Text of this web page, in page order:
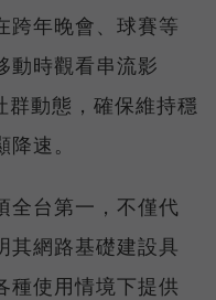
跨年晚會、球賽等
動時觀看串流影
動態，確保維持穩
速。
全台第一，不僅代
其網路基礎建設具
種使用情境下提供